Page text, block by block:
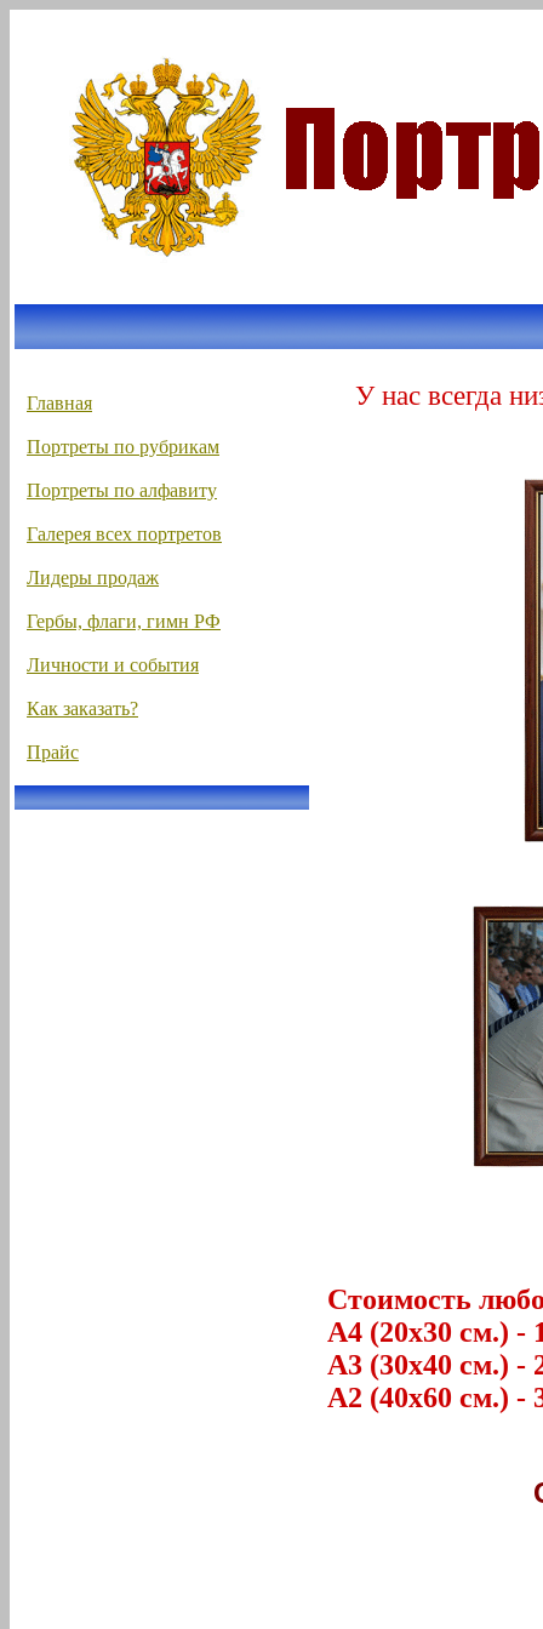
Главная
Портреты по рубрикам
Портреты по алфавиту
Галерея всех портретов
Лидеры продаж
Гербы, флаги, гимн РФ
Личности и события
Как заказать?
Прайс
У нас всегда
Стоимость
А4 (20х30 см.) -
А3 (30х40 см.) -
А2 (40х60 см.) -